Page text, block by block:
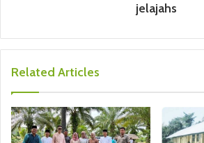
jelajahs
Related Articles